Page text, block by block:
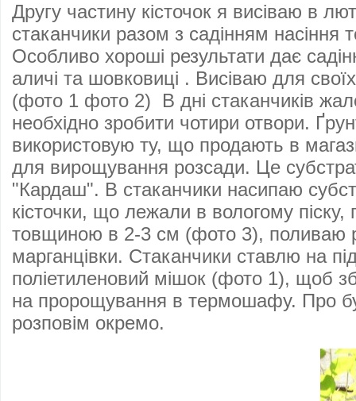
Другу частину кісточок я висіваю в
стаканчики разом з садінням насіння
Особливо хороші результати дає
аличі та шовковиці . Висіваю для
(фото 1 фото 2) В дні стаканчиків
необхідно зробити чотири отвори.
використовую ту, що продають в
для вирощування розсади. Це
"Кардаш". В стаканчики насипаю
кісточки, що лежали в вологому
товщиною в 2-3 см (фото 3), поливаю
марганцівки. Стаканчики ставлю на
поліетиленовий мішок (фото 1), щоб
на пророщування в термошафу. Про
розповім окремо.